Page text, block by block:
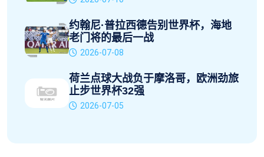
约翰尼·普拉西德告别世界杯，海地
老门将的最后一战
2026-07-08
荷兰点球大战负于摩洛哥，欧洲劲旅
止步世界杯32强
2026-07-05